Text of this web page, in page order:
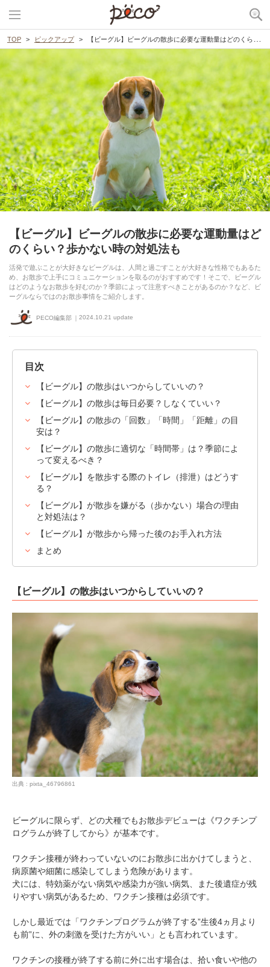
TOP ピックアップ 【ビーグル】ビーグルの散歩に必要な運動量はどのくらい？歩かない時の対処法も
【ビーグル】ビーグルの散歩に必要な運動量はど
のくらい？歩かない時の対処法も
活発で遊ぶことが大好きなビーグルは、人間と過ごすことが大好きな性格でもあるた
め、お散歩で上手にコミュニケーションを取るのがおすすめです！そこで、ビーグル
はどのようなお散歩を好むのか？季節によって注意すべきことがあるのか？など、ビ
ーグルならではのお散歩事情をご紹介します。
PECO編集部 2024.10.21 update
目次
【ビーグル】の散歩はいつからしていいの？
【ビーグル】の散歩は毎日必要？しなくていい？
【ビーグル】の散歩の「回数」「時間」「距離」の目
安は？
【ビーグル】の散歩に適切な「時間帯」は？季節によ
って変えるべき？
【ビーグル】を散歩する際のトイレ（排泄）はどうす
る？
【ビーグル】が散歩を嫌がる（歩かない）場合の理由
と対処法は？
【ビーグル】が散歩から帰った後のお手入れ方法
まとめ
【ビーグル】の散歩はいつからしていいの？
出典 : pixta_46796861
ビーグルに限らず、どの犬種でもお散歩デビューは《ワクチンプ
ログラムが終了してから》が基本です。
ワクチン接種が終わっていないのにお散歩に出かけてしまうと、
病原菌や細菌に感染してしまう危険があります。
犬には、特効薬がない病気や感染力が強い病気、また後遺症が残
りやすい病気があるため、ワクチン接種は必須です。
しかし最近では「ワクチンプログラムが終了する”生後4ヵ月より
も前”に、外の刺激を受けた方がいい」とも言われています。
ワクチンの接種が終了する前に外に出す場合は、拾い食いや他の